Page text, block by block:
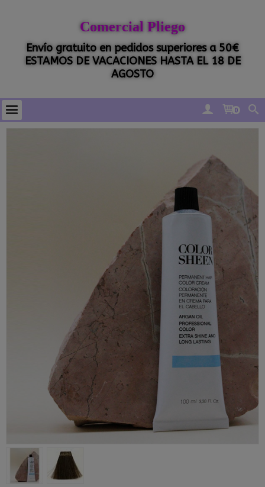
Comercial Pliego
Envío gratuito en pedidos superiores a 50€
ESTAMOS DE VACACIONES HASTA EL 18 DE
AGOSTO
0